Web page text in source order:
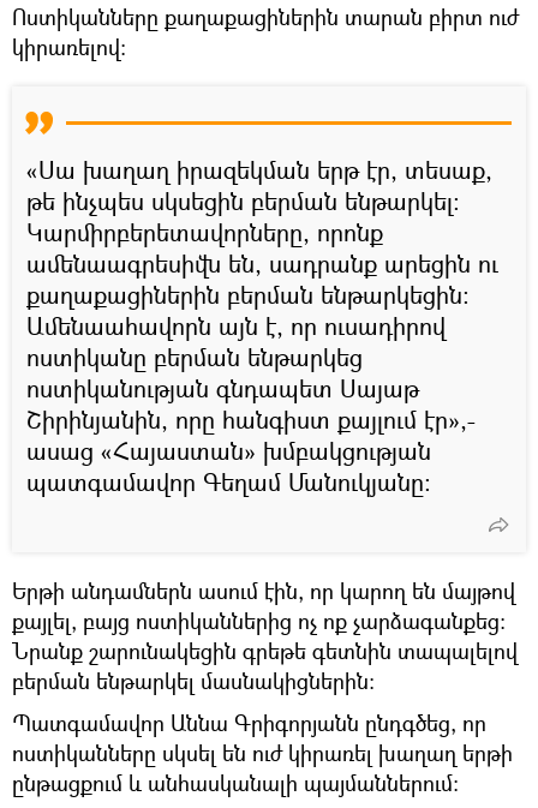
Ոստիկանները քաղաքացիներին տարան բիրտ ուժ
կիրառելով։
«Սա խաղաղ իրազեկման երթ էր, տեսաք,
թե ինչպես սկսեցին բերման ենթարկել։
Կարմիրբերետավորները, որոնք
ամենաագրեսիվն են, սադրանք արեցին ու
քաղաքացիներին բերման ենթարկեցին։
Ամենաահավորն այն է, որ ուսադիրով
ոստիկանը բերման ենթարկեց
ոստիկանության գնդապետ Սայաթ
Շիրինյանին, որը հանգիստ քայլում էր»,-
ասաց «Հայաստան» խմբակցության
պատգամավոր Գեղամ Մանուկյանը։
Երթի անդամներն ասում էին, որ կարող են մայթով
քայլել, բայց ոստիկաններից ոչ ոք չարձագանքեց։
Նրանք շարունակեցին գրեթե գետնին տապալելով
բերման ենթարկել մասնակիցներին։
Պատգամավոր Աննա Գրիգորյանն ընդգծեց, որ
ոստիկանները սկսել են ուժ կիրառել խաղաղ երթի
ընթացքում և անհասկանալի պայմաններում։